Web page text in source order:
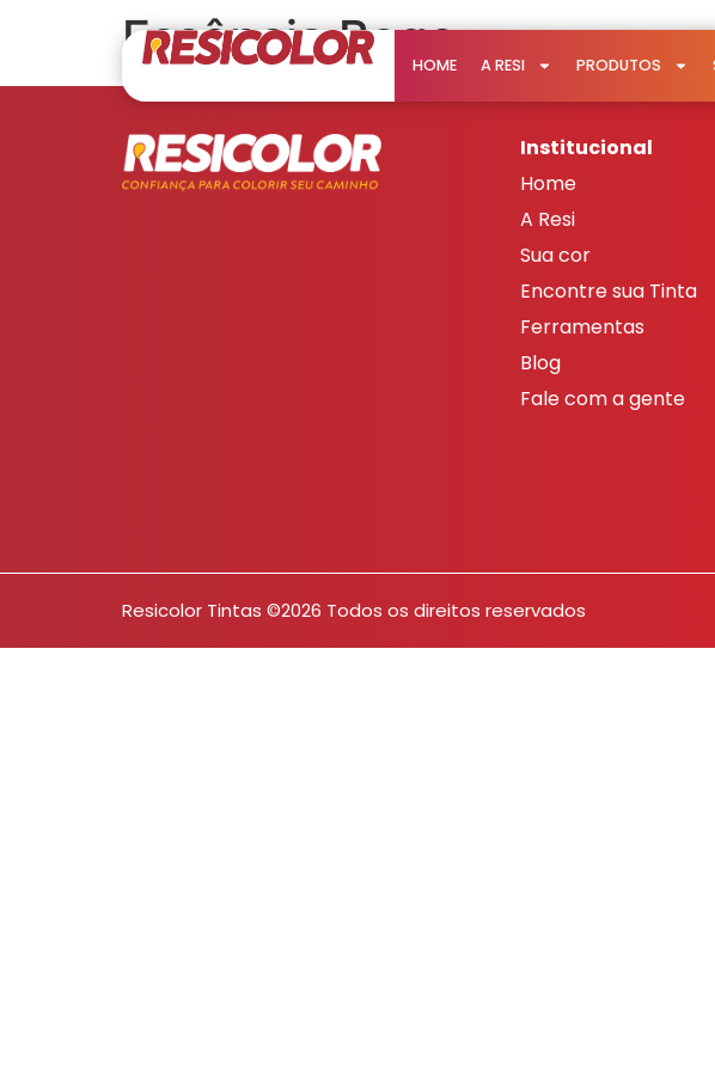
HOME A RESI PRODUTOS
Essência Bege
Institucional
Home
A Resi
Sua cor
Encontre sua Tinta
Ferramentas
Blog
Fale com a gente
Resicolor Tintas ©2026 Todos os direitos reservados